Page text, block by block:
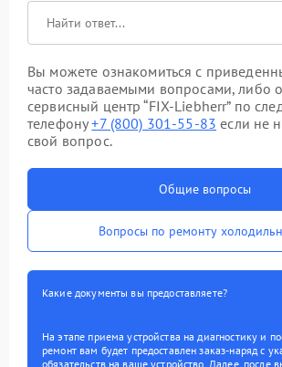
Вы можете ознакомиться с
часто задаваемыми вопросами, либо
сервисный центр “FIX-Liebherr” по
телефону+7 (800) 301-55-83 если не
свой вопрос.
Общие вопросы
Вопросы по ремонту
Какие документы вы предоставляете?
На этапе приема устройства на диагностику и
ремонт вам будет предоставлен заказ-наряд с
обязательств на ваше устройство. Далее, после